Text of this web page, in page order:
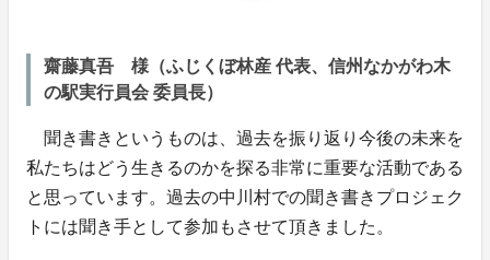
齋藤真吾 様（ふじくぼ林産 代表、信州なかがわ木
の駅実行員会 委員長）
聞き書きというものは、過去を振り返り今後の未来を
私たちはどう生きるのかを探る非常に重要な活動である
と思っています。過去の中川村での聞き書きプロジェク
トには聞き手として参加もさせて頂きました。